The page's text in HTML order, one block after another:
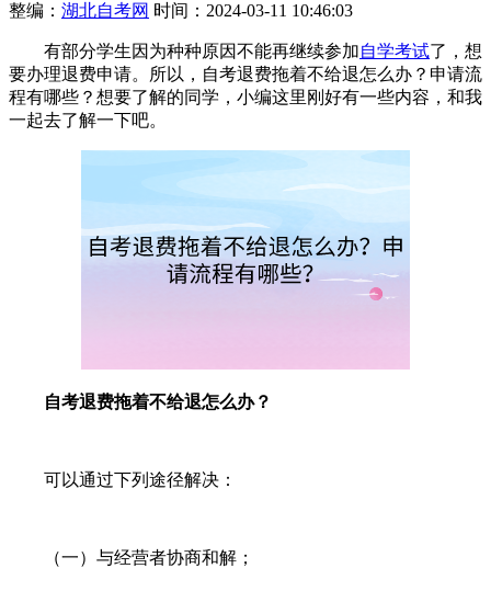
整编： 湖北自考网 时间：2024-03-11 10:46:03
有部分学生因为种种原因不能再继续参加自学考试了，想
要办理退费申请。所以，自考退费拖着不给退怎么办？申请流
程有哪些？想要了解的同学，小编这里刚好有一些内容，和我
一起去了解一下吧。
自考退费拖着不给退怎么办？
可以通过下列途径解决：
（一）与经营者协商和解；